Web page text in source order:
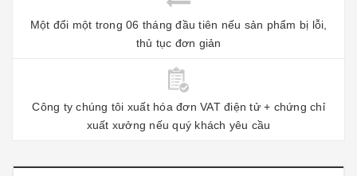
Một đổi một trong 06 tháng đầu tiên nếu sản phẩm bị lỗi,
thủ tục đơn giản
Công ty chúng tôi xuất hóa đơn VAT điện tử + chứng chỉ
xuất xưởng nếu quý khách yêu cầu